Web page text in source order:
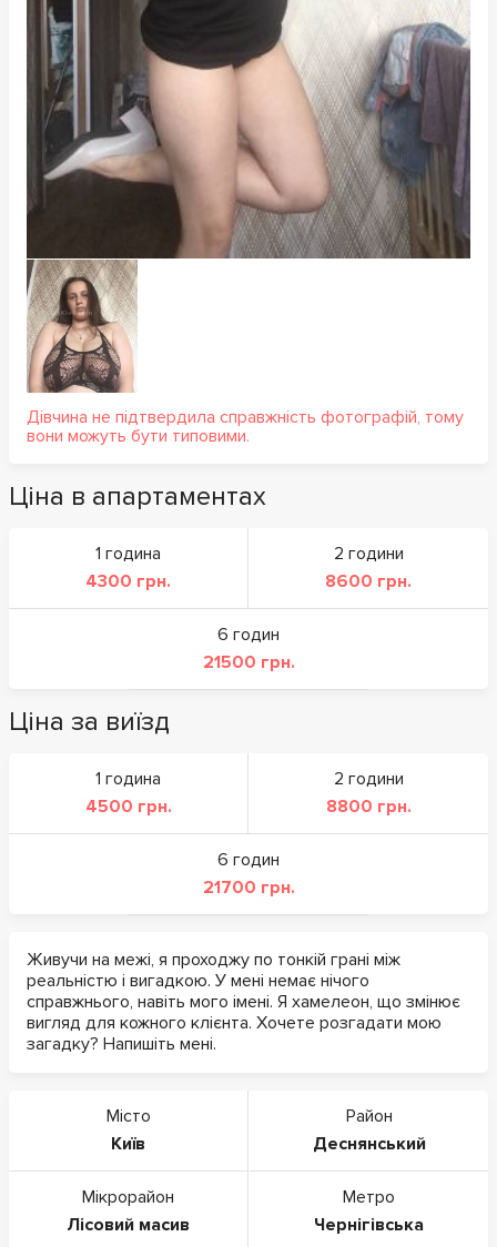
Дівчина не підтвердила справжність фотографій, тому
вони можуть бути типовими.
Ціна в апартаментах
1 година
4300 грн.
2 години
8600 грн.
6 годин
21500 грн.
Ціна за виїзд
1 година
4500 грн.
2 години
8800 грн.
6 годин
21700 грн.
Живучи на межі, я проходжу по тонкій грані між
реальністю і вигадкою. У мені немає нічого
справжнього, навіть мого імені. Я хамелеон, що змінює
вигляд для кожного клієнта. Хочете розгадати мою
загадку? Напишіть мені.
Місто
Київ
Район
Деснянський
Мікрорайон
Лісовий масив
Метро
Чернігівська